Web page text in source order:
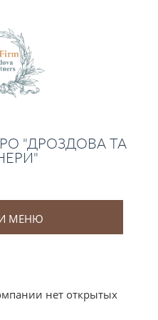
"ДРОЗДОВА ТА
МЕНЮ
нет открытых